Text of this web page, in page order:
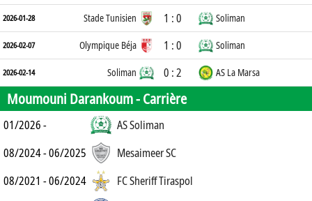
2026-01-28 Stade Tunisien 1 : 0 Soliman
2026-02-07 Olympique Béja 1 : 0 Soliman
2026-02-14 Soliman 0 : 2 AS La Marsa
Moumouni Darankoum -Carrière
01/2026 -
AS Soliman
08/2024 - 06/2025
Mesaimeer SC
08/2021 - 06/2024
FC Sheriff Tiraspol